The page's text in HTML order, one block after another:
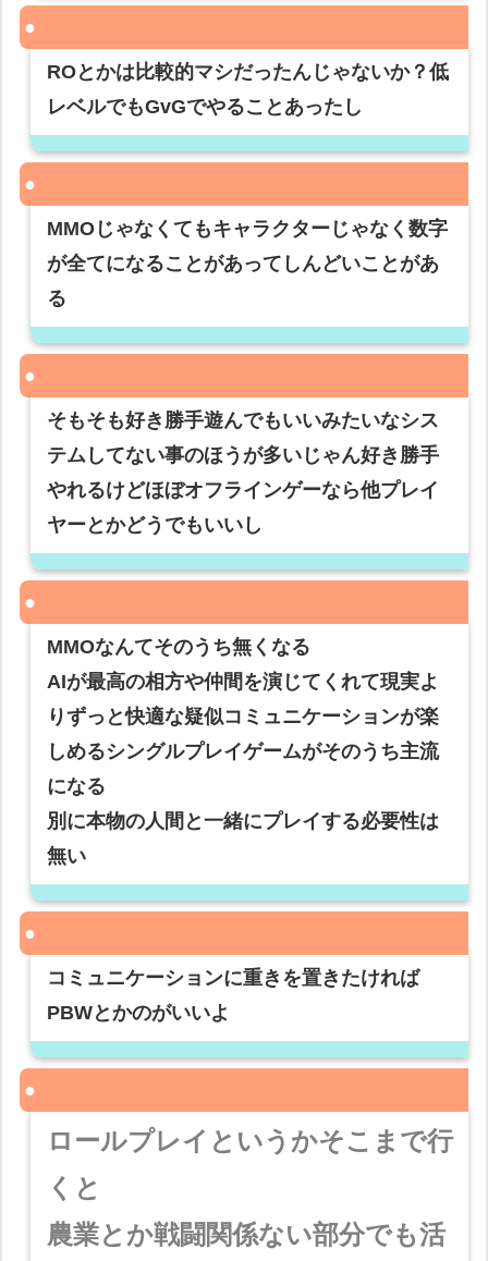
ROとかは比較的マシだったんじゃないか？低
レベルでもGvGでやることあったし
MMOじゃなくてもキャラクターじゃなく数字
が全てになることがあってしんどいことがあ
る
そもそも好き勝手遊んでもいいみたいなシス
テムしてない事のほうが多いじゃん好き勝手
やれるけどほぼオフラインゲーなら他プレイ
ヤーとかどうでもいいし
MMOなんてそのうち無くなる
AIが最高の相方や仲間を演じてくれて現実よ
りずっと快適な疑似コミュニケーションが楽
しめるシングルプレイゲームがそのうち主流
になる
別に本物の人間と一緒にプレイする必要性は
無い
コミュニケーションに重きを置きたければ
PBWとかのがいいよ
ロールプレイというかそこまで行
くと
農業とか戦闘関係ない部分でも活